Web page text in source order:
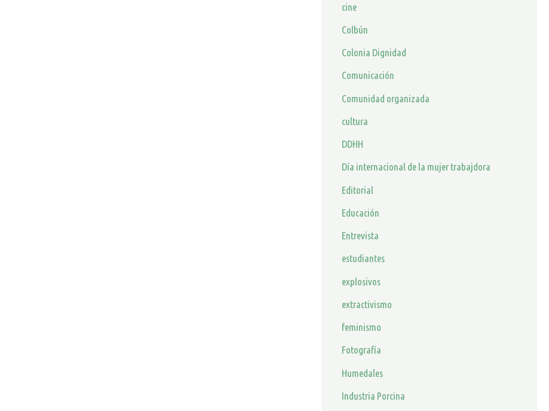
cine
Colbún
Colonia Dignidad
Comunicación
Comunidad organizada
cultura
DDHH
Día internacional de la mujer trabajdora
Editorial
Educación
Entrevista
estudiantes
explosivos
extractivismo
feminismo
Fotografía
Humedales
Industria Porcina